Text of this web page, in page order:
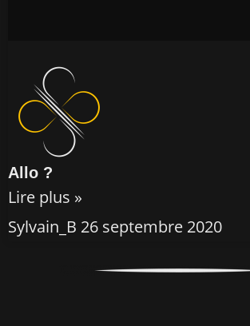
Allo ?
Lire plus »
Sylvain_B 26 septembre 2020